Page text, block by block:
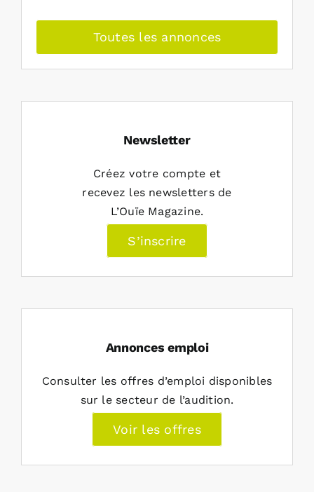
Toutes les annonces
Newsletter
Créez votre compte et
recevez les newsletters de
L’Ouïe Magazine.
S’inscrire
Annonces emploi
Consulter les offres d’emploi disponibles
sur le secteur de l’audition.
Voir les offres